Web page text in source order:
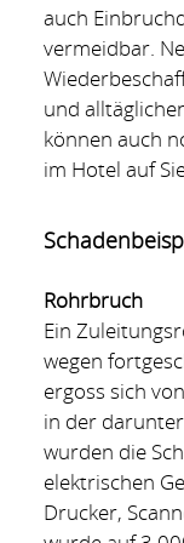
auch
vermeidbar.
und
können auch
im Hotel auf
Rohrbruch
Ein
wegen
ergoss sich
in der
wurden die
elektrischen
Drucker,